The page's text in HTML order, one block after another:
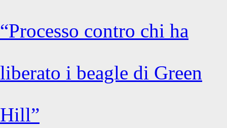
lager</span>
“Processo contro chi ha
liberato i beagle di Green
Hill”